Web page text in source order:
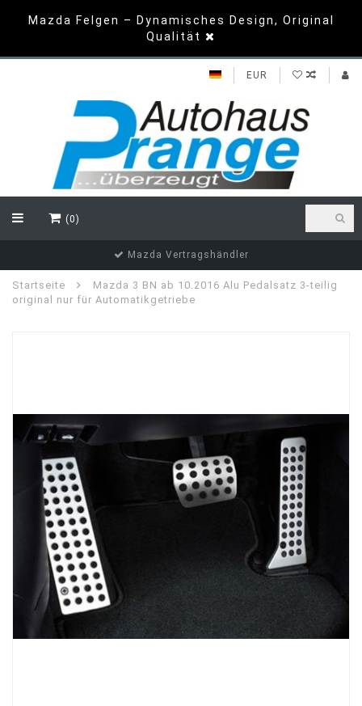
Mazda Felgen – Dynamisches Design, Original
Qualität
EUR
(0)
Mazda Vertragshändler
Startseite
Mazda 3 BN ab 10.2016 Alu Pedalsatz 3-teilig
original nur für Automatikgetriebe